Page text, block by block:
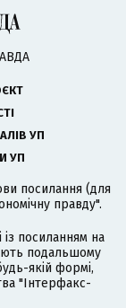
УП
УП
посилання (для
правду".
із посиланням на
подальшому
якій формі,
"Інтерфакс-